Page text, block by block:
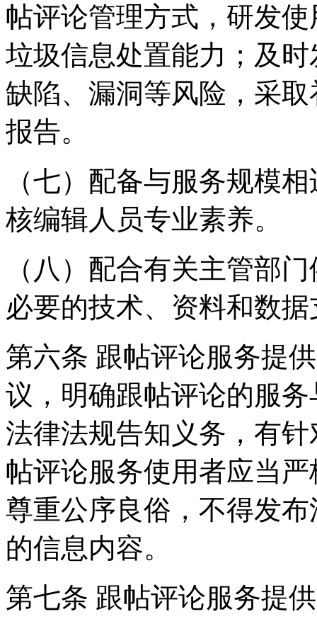
帖评论管理方式，研发
垃圾信息处置能力；及
缺陷、漏洞等风险，采
报告。
（七）配备与服务规模
核编辑人员专业素养。
（八）配合有关主管部
必要的技术、资料和数
第六条 跟帖评论服务提
议，明确跟帖评论的服
法律法规告知义务，有
帖评论服务使用者应当
尊重公序良俗，不得发
的信息内容。
第七条 跟帖评论服务提